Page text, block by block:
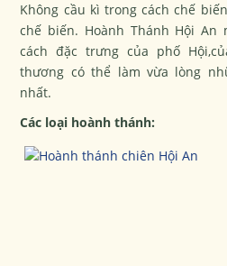
Không cầu kì trong cách chế
chế biến. Hoành Thánh Hội An
cách đặc trưng của phố
thương có thể làm vừa lòng
nhất.
Các loại hoành thánh: